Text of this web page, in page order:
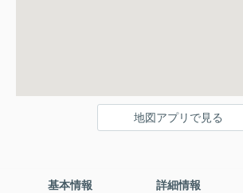
地図アプリで見る
基本情報 詳細情報